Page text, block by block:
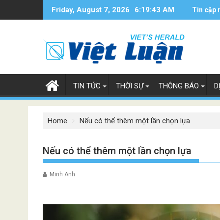
Friday, August 7, 2026 6:19:43 AM Tin cập
TIN TỨC THỜI SỰ THÔNG BÁO
Home Nếu có thể thêm một lần chọn lựa
Nếu có thể thêm một lần chọn lựa
Minh Anh